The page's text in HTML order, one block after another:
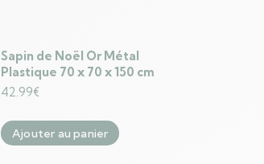
Sapin de Noël Or Métal
Plastique 70 x 70 x 150 cm
42.99€
Ajouter au panier